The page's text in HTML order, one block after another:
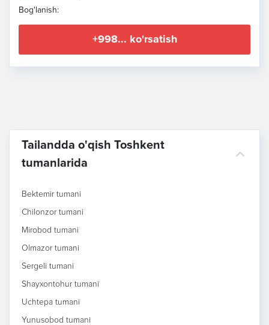
Bog'lanish:
+998... ko'rsatish
Tailandda o'qish Toshkent
tumanlarida
Bektemir tumani
Chilonzor tumani
Mirobod tumani
Olmazor tumani
Sergeli tumani
Shayxontohur tumani
Uchtepa tumani
Yunusobod tumani